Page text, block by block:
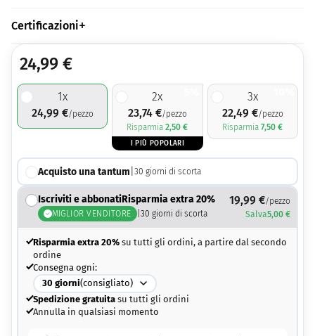
Certificazioni
24,99 €
1x
24,99 €/pezzo
2x
23,74 €/pezzo
Risparmia2,50€
I PIÙ POPOLARI
3x
22,49 €/pezzo
Risparmia7,50€
Acquisto una tantum 30 giorni di scorta
Iscriviti e abbonatiRisparmia extra 20%
MIGLIOR VENDITORE | 30 giorni di scorta
19,99 €/pezzo
Salva5,00 €
Risparmia extra 20%su tutti gli ordini, a partire dal secondo
ordine
Consegna ogni:
30 giorni(consigliato)
Spedizione gratuitasu tutti gli ordini
Annulla in qualsiasi momento